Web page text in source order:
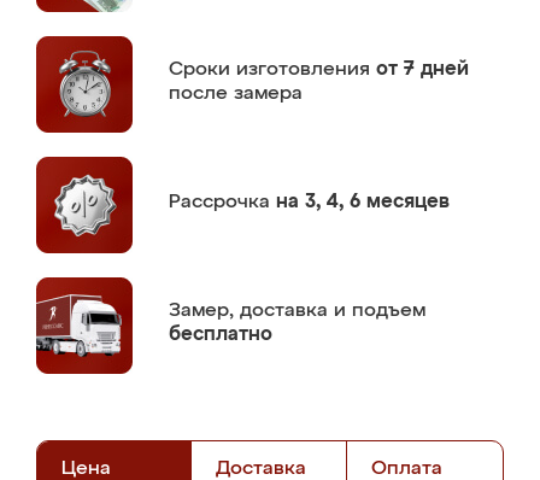
Сроки изготовления от 7 дней
после замера
Рассрочка на 3, 4, 6 месяцев
Замер, доставка и подъем
бесплатно
Цена Доставка Оплата